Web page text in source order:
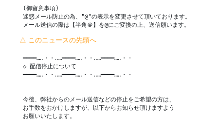
(御留意事項)
迷惑メール防止の為、"@"の表示を変更させて頂いております。
メール送信の際は【半角＠】を@にご変換の上、送信願います。
△ このニュースの先頭へ
━━━━…‥・・‥…━━━━…‥・・‥…━━━━…‥・・
◇ 配信停止について
━━━━…‥・・‥…━━━━…‥・・‥…━━━━…‥・・
今後、弊社からのメール送信などの停止をご希望の方は、
お手数をおかけしますが、以下からお知らせ頂けますよう
お願いいたします。